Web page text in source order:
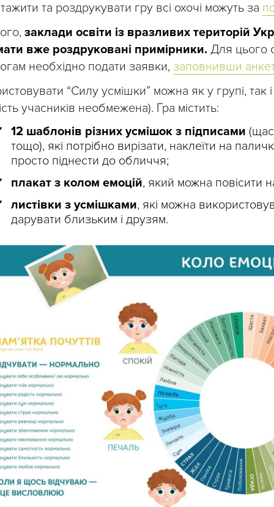
та роздрукувати гру всі охочі можуть за
заклади освіти із вразливих територій
вже роздруковані примірники. Для цього
необхідно подати заявки, заповнивши
“Силу усмішки” можна як у групі,
учасників необмежена). Гра містить:
12 шаблонів різних усмішок з підписами
тощо), які потрібно вирізати, наклеїти на
просто піднести до обличчя;
плакат з колом емоцій, який можна повісити
листівки з усмішками, які можна
дарувати близьким і друзям.